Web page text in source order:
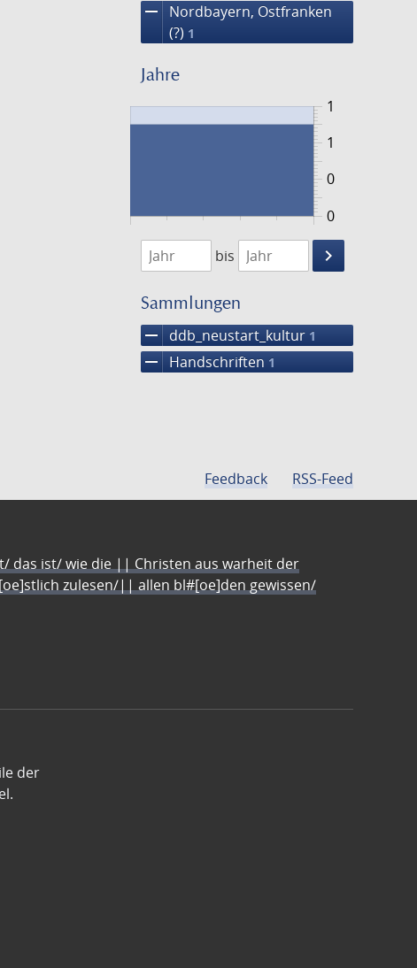
remove
Nordbayern, Ostfranken
(?) 1
Jahre
0
1
0
1
1474
1475
bis
keyboard_arrow_right
Suche
Sammlungen
remove ddb_neustart_kultur 1
remove Handschriften 1
Feedback RSS-Feed
das ist/ wie die || Christen aus warheit der
zulesen/|| allen bl#[oe]den gewissen/
der